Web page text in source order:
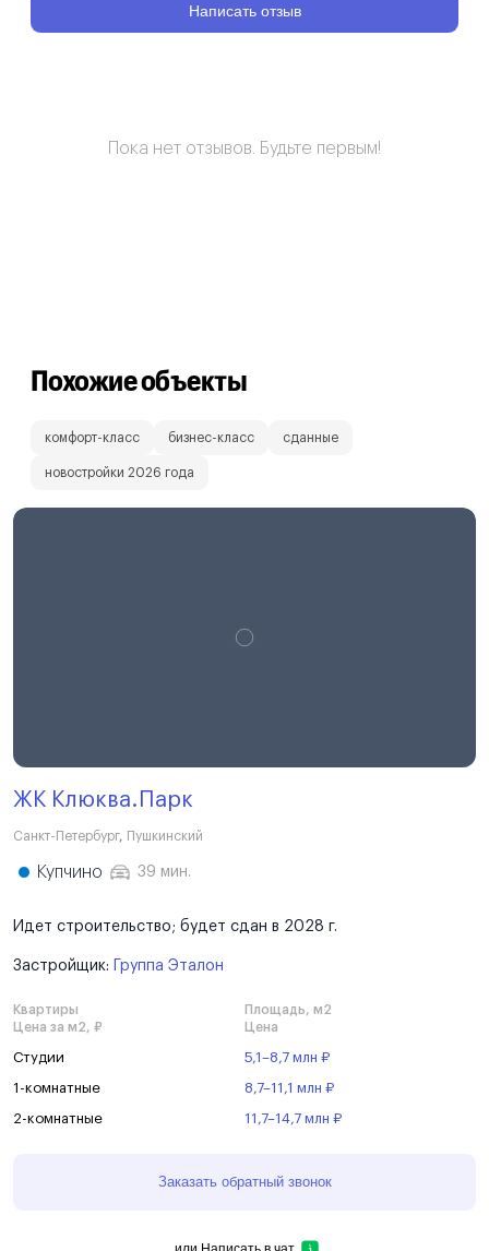
Написать отзыв
Пока нет отзывов. Будьте первым!
Похожие объекты
комфорт-класс бизнес-класс сданные
новостройки 2026 года
ЖК Клюква.Парк
Санкт-Петербург, Пушкинский
Купчино 39 мин.
Идет строительство; будет сдан в 2028 г.
Застройщик: Группа Эталон
Квартиры
Площадь, м2
Цена за м2, ₽
Цена
Студии 5,1–8,7 млн ₽
1-комнатные 8,7–11,1 млн ₽
2-комнатные 11,7–14,7 млн ₽
Заказать обратный звонок